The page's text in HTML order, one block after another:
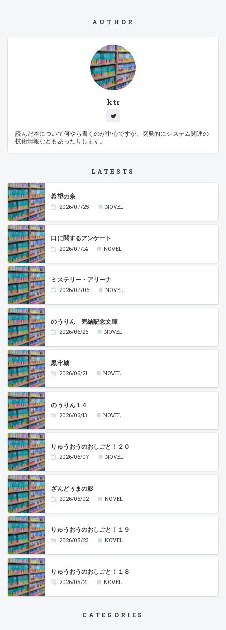
AUTHOR
ktr
読んだ本について何やら書くのが中心ですが、突発的にシステム関連の
技術情報などもあったりします。
LATESTS
希望の糸
2026/07/25 NOVEL
口に関するアンケート
2026/07/14 NOVEL
ミステリー・アリーナ
2026/07/06 NOVEL
のうりん 完結記念文庫
2026/06/26 NOVEL
黒牢城
2026/06/21 NOVEL
のうりん１４
2026/06/13 NOVEL
りゅうおうのおしごと！２０
2026/06/07 NOVEL
ざんどぅまの影
2026/06/02 NOVEL
りゅうおうのおしごと！１９
2026/05/23 NOVEL
りゅうおうのおしごと！１８
2026/05/21 NOVEL
CATEGORIES